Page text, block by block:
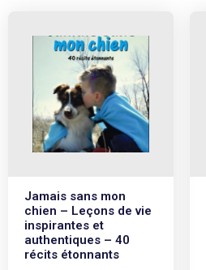
Jamais sans mon
chien – Leçons de vie
inspirantes et
authentiques – 40
récits étonnants